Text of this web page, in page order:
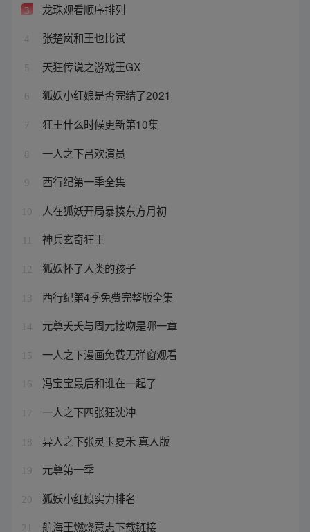
3 龙珠观看顺序排列
4 张楚岚和王也比试
5 天狂传说之游戏王GX
6 狐妖小红娘是否完结了2021
7 狂王什么时候更新第10集
8 一人之下吕欢演员
9 西行纪第一季全集
10 人在狐妖开局暴揍东方月初
神兵玄奇狂王
12 狐妖怀了人类的孩子
13 西行纪第4季免费完整版全集
14 元尊夭夭与周元接吻是哪一章
15 一人之下漫画免费无弹窗观看
16 冯宝宝最后和谁在一起了
17 一人之下四张狂沈冲
18 异人之下张灵玉夏禾 真人版
19 元尊第一季
20 狐妖小红娘实力排名
21 航海王燃烧意志下载链接